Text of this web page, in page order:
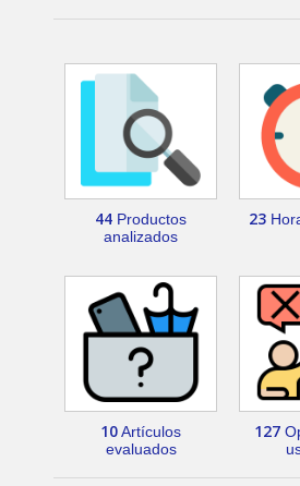
44 Productos
analizados
23
10Artículos
evaluados
127